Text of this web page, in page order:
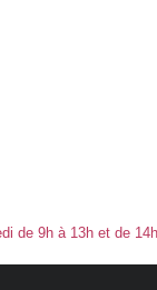
de 9h à 13h et de